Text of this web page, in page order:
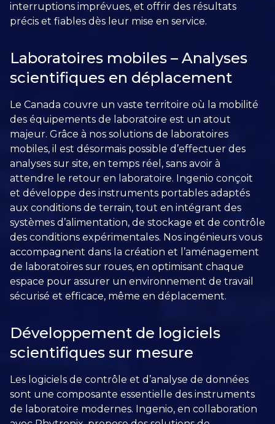
interruptions imprévues, et offrir des résultats
précis et fiables dès leur mise en service.
Laboratoires mobiles – Analyses
scientifiques en déplacement
Le Canada couvre un vaste territoire où la mobilité
des équipements de laboratoire est un atout
majeur. Grâce à nos solutions de laboratoires
mobiles, il est désormais possible d’effectuer des
analyses sur site, en temps réel, sans avoir à
attendre le retour en laboratoire. Ingenio conçoit
et développe des instruments portables adaptés
aux conditions de terrain, tout en intégrant des
systèmes d’alimentation, de stockage et de contrôle
des conditions expérimentales. Nos ingénieurs vous
accompagnent dans la création et l’aménagement
de laboratoires sur roues, en optimisant chaque
espace pour assurer un environnement de travail
sécurisé et efficace, même en déplacement.
Développement de logiciels
scientifiques sur mesure
Les logiciels de contrôle et d’analyse de données
sont une composante essentielle des instruments
de laboratoire modernes. Ingenio, en collaboration